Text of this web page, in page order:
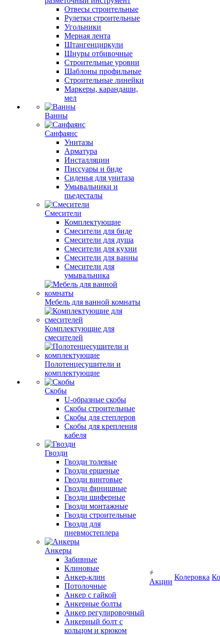
Отвесы строительные
Рулетки строительные
Угольники
Мерная лента
Штангенциркули
Шнуры отбивочные
Строительные уровни
Шаблоны профильные
Строительные линейки
Маркеры, карандаши,
мел
Ванны
Санфаянс
Унитазы
Арматура
Инсталляции
Писсуары и биде
Сиденья для унитаза
Умывальники и
пьедесталы
Смесители
Комплектующие
Смесители для биде
Смесители для душа
Смесители для кухни
Смесители для ванны
Смесители для
умывальника
Мебель для ванной комнаты
Комплектующие для
смесителей
Полотенцесушители и
комплектующие
Скобы
U-образные скобы
Скобы строительные
Скобы для степлеров
Скобы для крепления
кабеля
Гвозди
Гвозди толевые
Гвозди ершеные
Гвозди винтовые
Гвозди финишные
Гвозди шиферные
Гвозди монтажные
Гвозди строительные
Гвозди для
пневмостеплера
Анкеры
Забивные
Клиновые
Анкер-клин
Потолочные
Анкер с гайкой
Анкерные болты
Анкер регулировочный
Анкерный болт с
кольцом и крюком
Акции
Колеровка